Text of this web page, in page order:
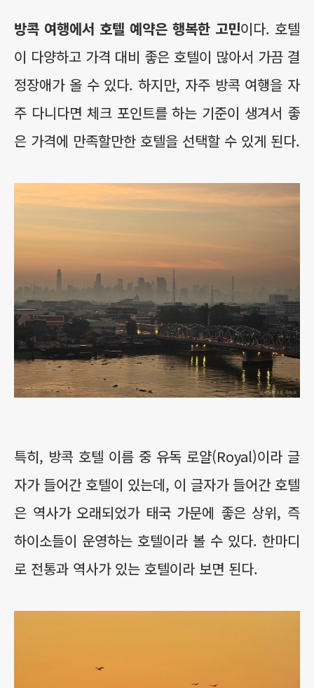
방콕 여행에서 호텔 예약은 행복한 고민이다. 호텔
이 다양하고 가격 대비 좋은 호텔이 많아서 가끔 결
정장애가 올 수 있다. 하지만, 자주 방콕 여행을 자
주 다니다면 체크 포인트를 하는 기준이 생겨서 좋
은 가격에 만족할만한 호텔을 선택할 수 있게 된다.
특히, 방콕 호텔 이름 중 유독 로얄(Royal)이라 글
자가 들어간 호텔이 있는데, 이 글자가 들어간 호텔
은 역사가 오래되었가 태국 가문에 좋은 상위, 즉
하이소들이 운영하는 호텔이라 볼 수 있다. 한마디
로 전통과 역사가 있는 호텔이라 보면 된다.